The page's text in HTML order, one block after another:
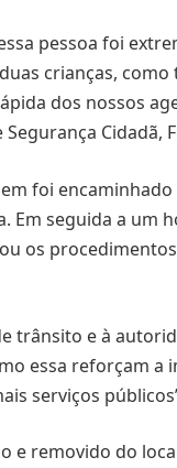
pessoa foi
crianças,
dos nossos
Cidadã,
foi
Em seguida a um
os
trânsito e à
essa reforçam a
serviços
e removido do